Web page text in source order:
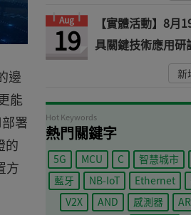
邊
能
署
的
方
Aug
19
【實體活動】8月
具關鍵技術應用研
新
Hot Keywords
熱門關鍵字
5G MCU C 智慧城市
藍牙
NB-IoT Ethernet
V2X
AND 感測器